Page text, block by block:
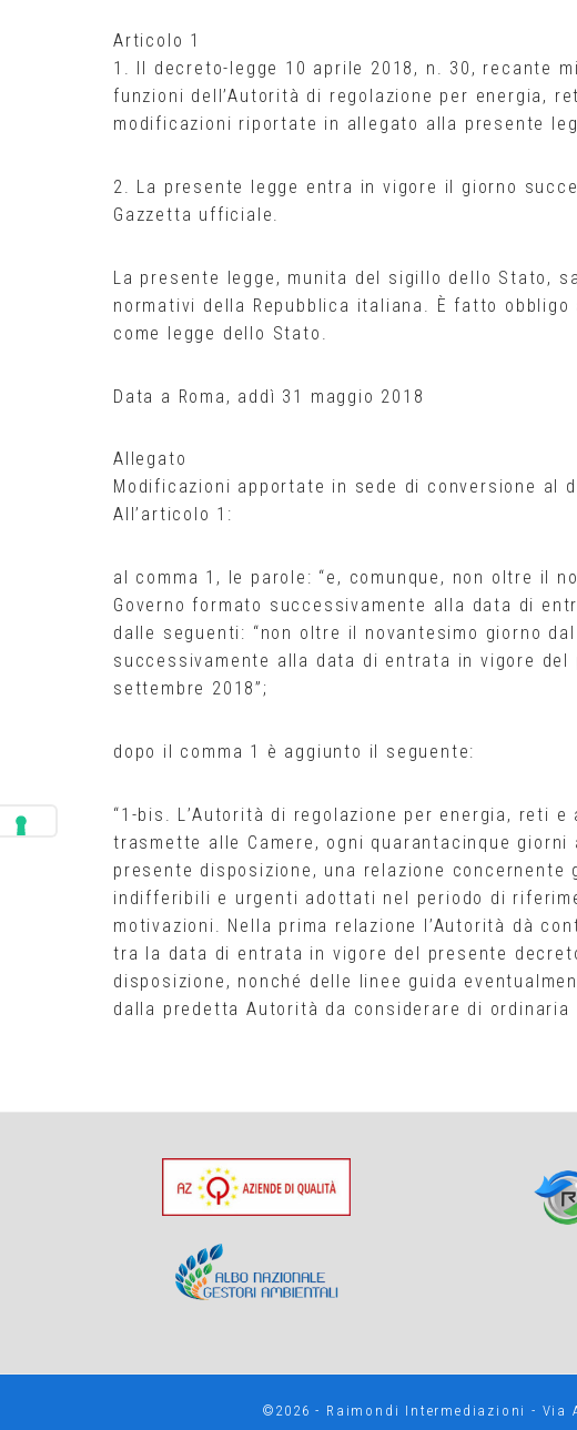
Articolo 1
1. Il decreto-legge 10 aprile 2018, n. 30, recante
funzioni dell’Autorità di regolazione per energia,
modificazioni riportate in allegato alla presente
2. La presente legge entra in vigore il giorno
Gazzetta ufficiale.
La presente legge, munita del sigillo dello Stato,
normativi della Repubblica italiana. È fatto
come legge dello Stato.
Data a Roma, addì 31 maggio 2018
Allegato
Modificazioni apportate in sede di conversione al
All’articolo 1:
al comma 1, le parole: “e, comunque, non oltre il
Governo formato successivamente alla data di
dalle seguenti: “non oltre il novantesimo giorno
successivamente alla data di entrata in vigore
settembre 2018”;
dopo il comma 1 è aggiunto il seguente:
“1-bis. L’Autorità di regolazione per energia, reti
trasmette alle Camere, ogni quarantacinque
presente disposizione, una relazione
indifferibili e urgenti adottati nel periodo di
motivazioni. Nella prima relazione l’Autorità dà
tra la data di entrata in vigore del presente
disposizione, nonché delle linee guida
dalla predetta Autorità da considerare di
©2026 - Raimondi Intermediazioni - Via